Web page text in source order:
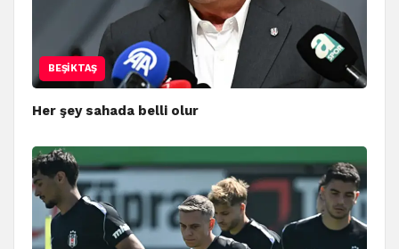
BEŞIKTAŞ
Her şey sahada belli olur